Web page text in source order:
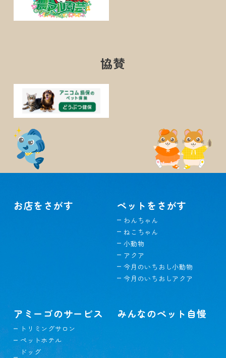
協賛
お店をさがす ペットをさがす
わんちゃん
ねこちゃん
小動物
アクア
今月のいちおし小動物
今月のいちおしアクア
アミーゴのサービス
トリミングサロン
ペットホテル
ドッグ
みんなのペット自慢